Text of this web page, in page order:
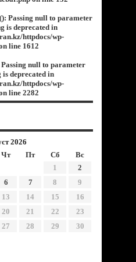
Passing null to parameter
is deprecated in
httpdocs/wp-
line 1612
null to parameter
deprecated in
httpdocs/wp-
line2282
2026
Чт Пт Сб
Вс
1
2
6 7 8
9
13 14 15
16
20 21 22
23
27 28 29
30